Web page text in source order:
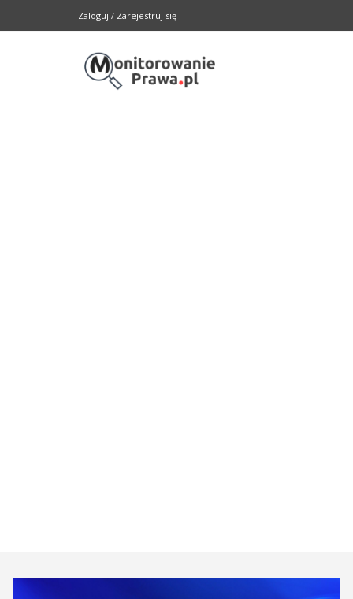
Zaloguj / Zarejestruj się